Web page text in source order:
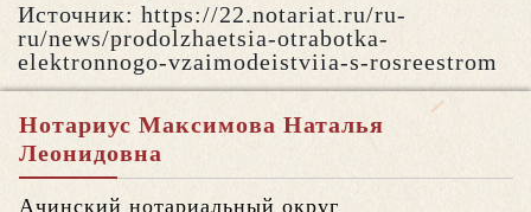
Источник: https://22.notariat.ru/ru-
ru/news/prodolzhaetsia-otrabotka-
elektronnogo-vzaimodeistviia-s-rosreestrom
Нотариус Максимова Наталья
Леонидовна
Ачинский нотариальный округ